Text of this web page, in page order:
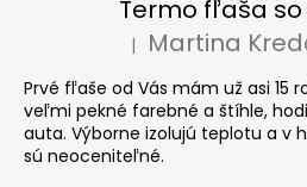
Hodnotenie produktu
| Martina
Prvé fľaše od Vás mám už asi 15
veľmi pekné farebné a štíhle,
auta. Výborne izolujú teplotu a v
sú neoceniteľné.